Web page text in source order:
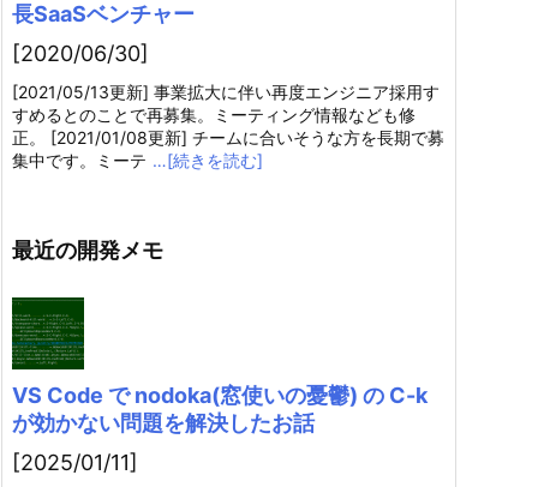
長SaaSベンチャー
[2020/06/30]
[2021/05/13更新] 事業拡大に伴い再度エンジニア採用す
すめるとのことで再募集。ミーティング情報なども修
正。 [2021/01/08更新] チームに合いそうな方を長期で募
集中です。ミーテ …[続きを読む]
最近の開発メモ
VS Code で nodoka(窓使いの憂鬱) の C-k
が効かない問題を解決したお話
[2025/01/11]